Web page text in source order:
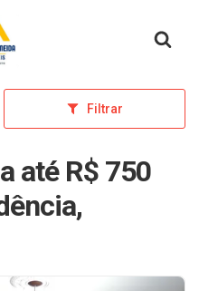
inicial
Filtrar
até R$ 750